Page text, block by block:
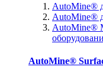
AutoMine®
AutoMine®
AutoMine®
AutoMine®